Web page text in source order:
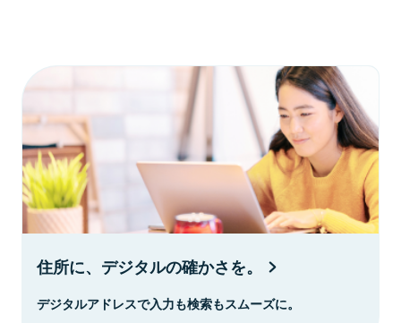
住所に、デジタルの確かさを。
デジタルアドレスで入力も検索もスムーズに。